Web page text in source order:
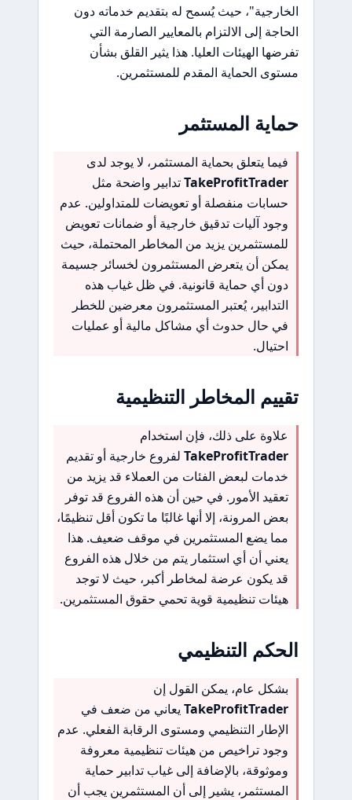
الخارجية"، حيث يُسمح له بتقديم خدماته دون
الحاجة إلى الالتزام بالمعايير الصارمة التي
تفرضها الهيئات العليا. هذا يثير القلق بشأن
مستوى الحماية المقدم للمستثمرين.
حماية المستثمر
فيما يتعلق بحماية المستثمر، لا يوجد لدى
TakeProfitTraderتدابير واضحة مثل
حسابات منفصلة أو تعويضات للمتداولين. عدم
وجود آليات تدقيق خارجية أو ضمانات تعويض
للمستثمرين يزيد من المخاطر المحتملة، حيث
يمكن أن يتعرض المستثمرون لخسائر جسيمة
دون أي حماية قانونية. في ظل غياب هذه
التدابير، يُعتبر المستثمرون معرضين للخطر
في حال حدوث أي مشاكل مالية أو عمليات
احتيال.
تقييم المخاطر التنظيمية
علاوة على ذلك، فإن استخدام
TakeProfitTraderلفروع خارجية أو تقديم
خدمات لبعض الفئات من العملاء قد يزيد من
تعقيد الأمور. في حين أن هذه الفروع قد توفر
بعض المرونة، إلا أنها غالبًا ما تكون أقل تنظيمًا،
مما يضع المستثمرين في موقف ضعيف. هذا
يعني أن أي استثمار يتم من خلال هذه الفروع
قد يكون عرضة لمخاطر أكبر، حيث لا توجد
هيئات تنظيمية قوية تحمي حقوق المستثمرين.
الحكم التنظيمي
بشكل عام، يمكن القول إن
TakeProfitTraderيعاني من ضعف في
الإطار التنظيمي ومستوى الرقابة الفعلي. عدم
وجود تراخيص من هيئات تنظيمية معروفة
وموثوقة، بالإضافة إلى غياب تدابير حماية
المستثمر، يشير إلى أن المستثمرين يجب أن